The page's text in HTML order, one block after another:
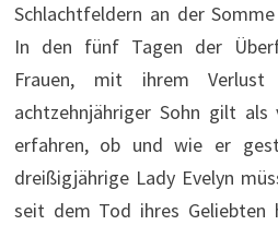
Schlachtfeldern an der
In den fünf Tagen der
Frauen, mit ihrem Verlust
achtzehnjähriger Sohn gilt
erfahren, ob und wie er
dreißigjährige Lady Evelyn
seit dem Tod ihres Geliebten